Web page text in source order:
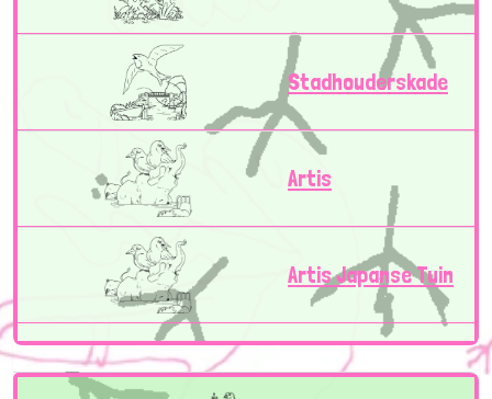
Stadhouderskade
Artis
Artis Japanse Tuin